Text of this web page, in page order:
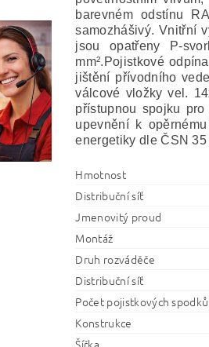
barevném odstínu
samozhášivý. Vnitřní
jsou opatřeny P-
mm².Pojistkové
jištění přívodního
válcové vložky vel.
přístupnou spojku
upevnění k
energetiky dle ČSN
Hmotnost
Distribuční síť
Jmenovitý proud
Montáž
Druh rozváděče
Distribuční síť
Počet pojistkových spodků
Konstrukce